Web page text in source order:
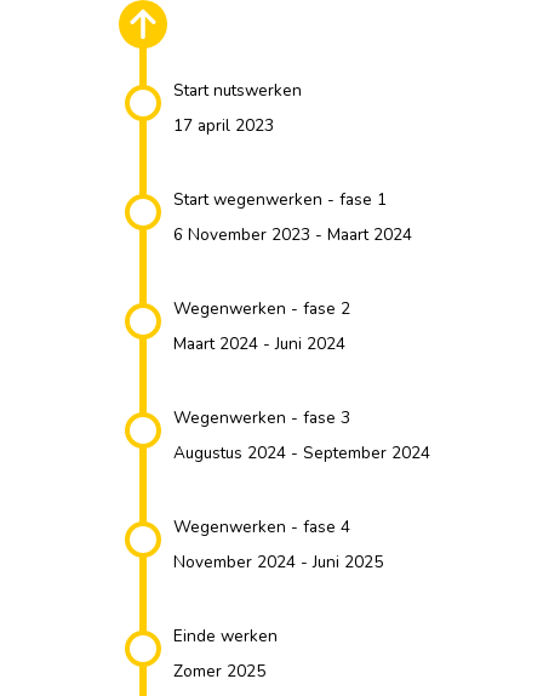
Start nutswerken
17 april 2023
Start wegenwerken - fase 1
6 November 2023 - Maart 2024
Wegenwerken - fase 2
Maart 2024 - Juni 2024
Wegenwerken - fase 3
Augustus 2024 - September 2024
Wegenwerken - fase 4
November 2024 - Juni 2025
Einde werken
Zomer 2025